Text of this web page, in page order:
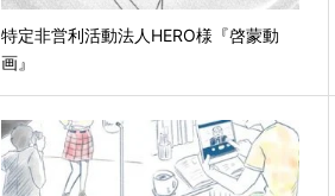
特定非営利活動法人HERO様『啓蒙動
画』